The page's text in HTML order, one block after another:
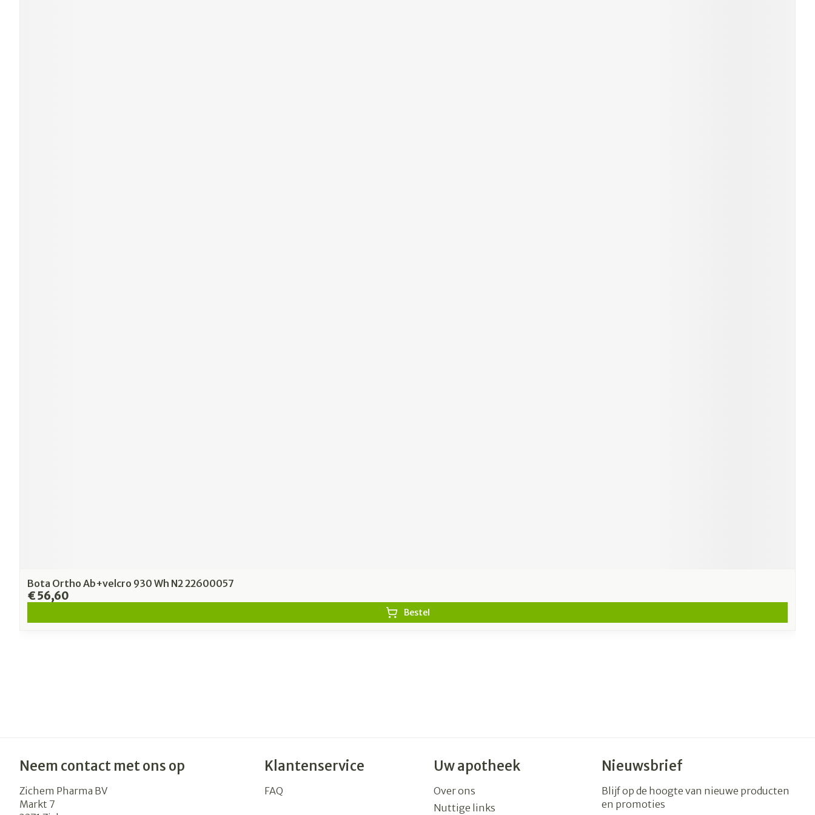
Bota Ortho Ab+velcro 930 Wh N2 22600057
€ 56,60
Bestel
Neem contact met ons op
Zichem Pharma BV
Markt 7
Klantenservice
FAQ
Uw apotheek
Over ons
Nuttige links
Nieuwsbrief
Blijf op de hoogte van nieuwe producten
en promoties